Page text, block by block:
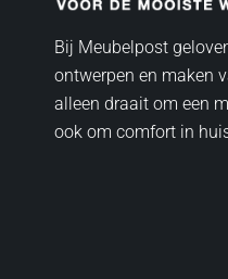
Bij Meubelpost
ontwerpen en maken
alleen draait om een
ook om comfort in